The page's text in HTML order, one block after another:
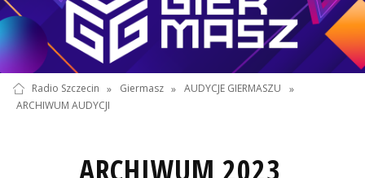
Radio Szczecin » Giermasz » AUDYCJE GIERMASZU
»
ARCHIWUM AUDYCJI